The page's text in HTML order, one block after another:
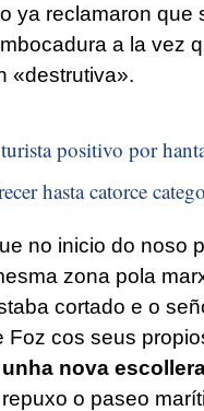
ya reclamaron que
a la vez
«destrutiva».
positivo por
hasta catorce
no inicio do noso
zona pola
cortado e o
cos seus
nova
o paseo